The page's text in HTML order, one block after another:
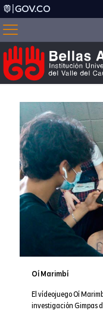
Oí Marimbí
El vídeojuego Oí
investigación Gimpas